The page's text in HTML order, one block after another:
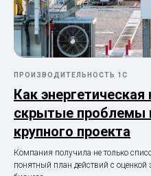
ПРОИЗВОДИТЕЛЬНОСТЬ 1С
Как
скрытые проблемы
крупного проекта
Компания получила не только
понятный план действий с